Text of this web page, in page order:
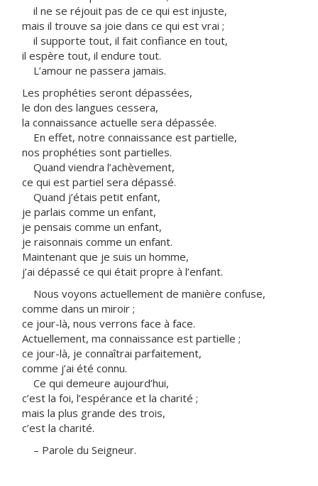
il ne se réjouit pas de ce qui est injuste,
mais il trouve sa joie dans ce qui est vrai ;
il supporte tout, il fait confiance en tout,
il espère tout, il endure tout.
L’amour ne passera jamais.
Les prophéties seront dépassées,
le don des langues cessera,
la connaissance actuelle sera dépassée.
En effet, notre connaissance est partielle,
nos prophéties sont partielles.
Quand viendra l’achèvement,
ce qui est partiel sera dépassé.
Quand j’étais petit enfant,
je parlais comme un enfant,
je pensais comme un enfant,
je raisonnais comme un enfant.
Maintenant que je suis un homme,
j’ai dépassé ce qui était propre à l’enfant.
Nous voyons actuellement de manière confuse,
comme dans un miroir ;
ce jour-là, nous verrons face à face.
Actuellement, ma connaissance est partielle ;
ce jour-là, je connaîtrai parfaitement,
comme j’ai été connu.
Ce qui demeure aujourd’hui,
c’est la foi, l’espérance et la charité ;
mais la plus grande des trois,
c’est la charité.
– Parole du Seigneur.